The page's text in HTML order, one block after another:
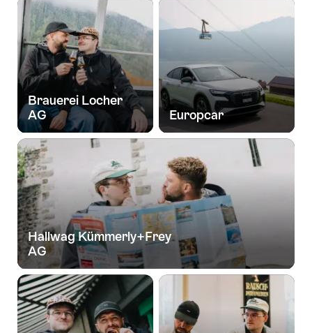
Brauerei Locher
AG
Europcar
Hallwag Kümmerly+Frey
AG